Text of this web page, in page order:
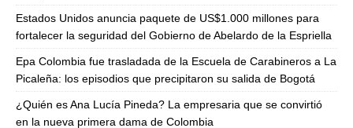
Estados Unidos anuncia paquete de US$1.000 millones para
fortalecer la seguridad del Gobierno de Abelardo de la Espriella
Epa Colombia fue trasladada de la Escuela de Carabineros a La
Picaleña: los episodios que precipitaron su salida de Bogotá
¿Quién es Ana Lucía Pineda? La empresaria que se convirtió
en la nueva primera dama de Colombia